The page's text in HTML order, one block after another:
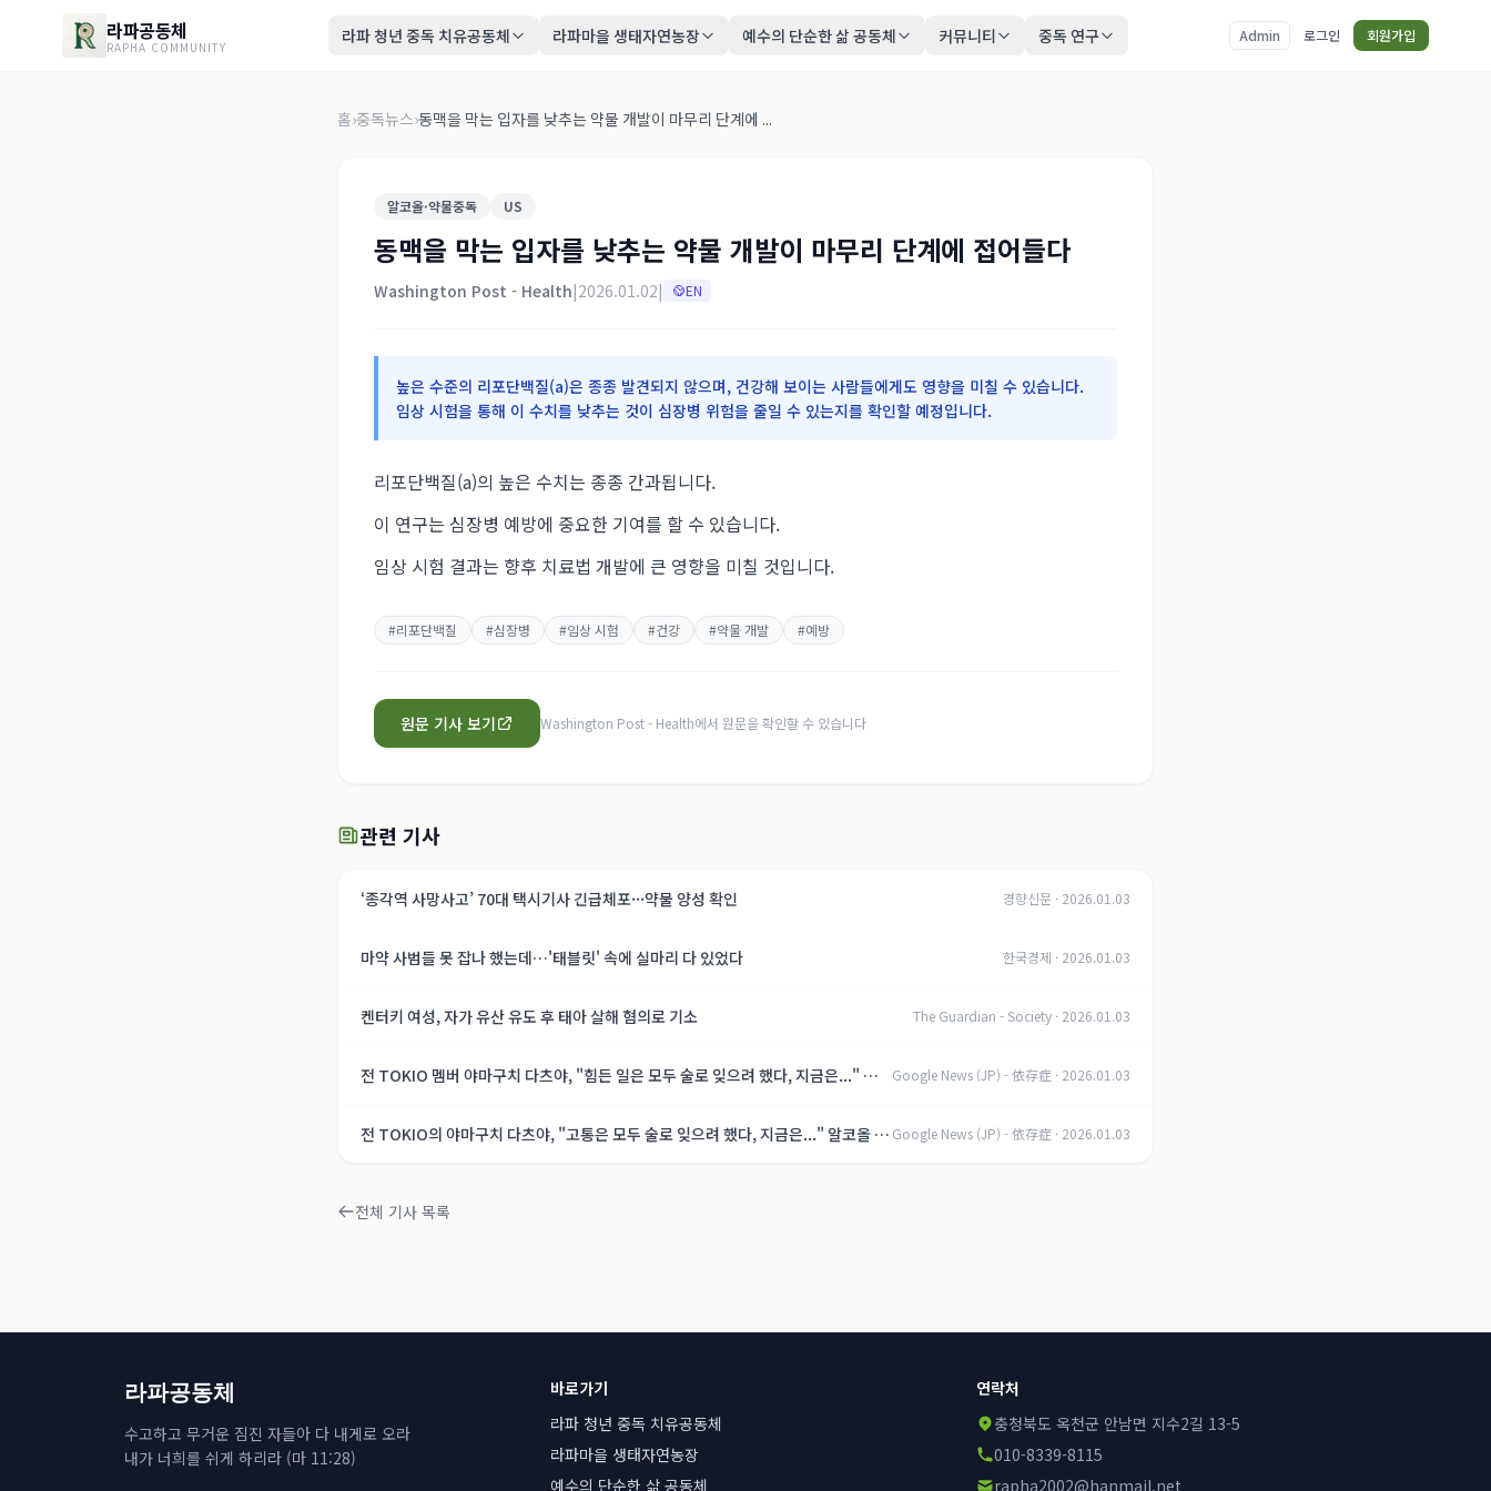
라파공동체
RAPHA COMMUNITY
라파 청년 중독 치유공동체 라파마을 생태자연농장 예수의 단순한 삶 공동체 커뮤니티 중독 연구 Admin 로그인 회원가입
홈›중독뉴스›동맥을 막는 입자를 낮추는 약물 개발이 마무리 단계에 ...
알코올·약물중독 US
동맥을 막는 입자를 낮추는 약물 개발이 마무리 단계에 접어들다
Washington Post - Health|2026.01.02| EN
높은 수준의 리포단백질(a)은 종종 발견되지 않으며, 건강해 보이는 사람들에게도 영향을 미칠 수 있습니다.
임상 시험을 통해 이 수치를 낮추는 것이 심장병 위험을 줄일 수 있는지를 확인할 예정입니다.
리포단백질(a)의 높은 수치는 종종 간과됩니다.
이 연구는 심장병 예방에 중요한 기여를 할 수 있습니다.
임상 시험 결과는 향후 치료법 개발에 큰 영향을 미칠 것입니다.
#리포단백질 #심장병 #임상 시험 #건강 #약물 개발 #예방
원문 기사 보기 Washington Post - Health에서 원문을 확인할 수 있습니다
관련 기사
‘종각역 사망사고’ 70대 택시기사 긴급체포···약물 양성 확인 경향신문 · 2026.01.03
마약 사범들 못 잡나 했는데…'태블릿' 속에 실마리 다 있었다 한국경제 · 2026.01.03
켄터키 여성, 자가 유산 유도 후 태아 살해 혐의로 기소 The Guardian - Society · 2026.01.03
전 TOKIO 멤버 야마구치 다츠야, "힘든 일은 모두 술로 잊으려 했다, 지금은..." 알코
Google News (JP) - 依存症 · 2026.01.03
전 TOKIO의 야마구치 다츠야, "고통은 모두 술로 잊으려 했다, 지금은..." 알코올 의 Google News (JP) - 依存症 · 2026.01.03
전체 기사 목록
라파공동체
수고하고 무거운 짐진 자들아 다 내게로 오라
내가 너희를 쉬게 하리라 (마 11:28)
바로가기
라파 청년 중독 치유공동체
라파마을 생태자연농장
예수의 단순한 삶 공동체
연락처
충청북도 옥천군 안남면 지수2길 13-5
010-8339-8115
rapha2002@hanmail.net